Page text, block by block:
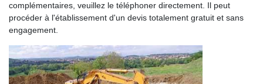
complémentaires, veuillez le téléphoner directement. Il peut
procéder à l'établissement d'un devis totalement gratuit et sans
engagement.